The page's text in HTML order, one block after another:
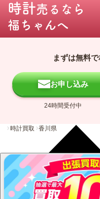
時計売るなら
福ちゃんへ
まずは無料
お申し込み
24時間受付中
時計買取 香川県